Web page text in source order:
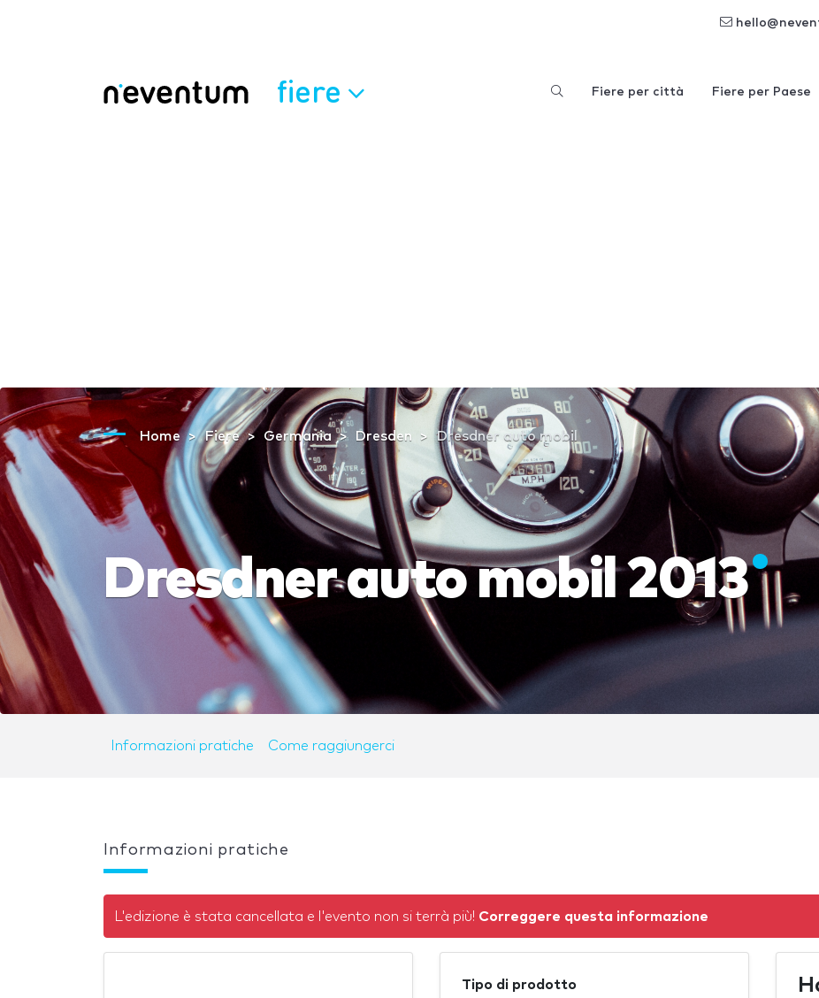
fiere Fiere per città Fiere per Paese
Home Fiere Germania Dresden Dresdner auto mobil
Dresdner auto mobil 2013
Informazioni pratiche Come raggiungerci
Informazioni pratiche
L'edizione è stata cancellata e l'evento non si terrà più! Correggere questa informazione
Tipo di prodotto